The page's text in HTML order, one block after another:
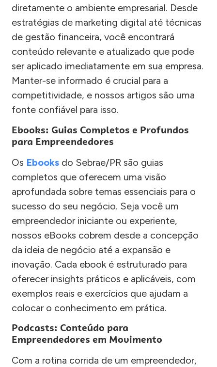
diretamente o ambiente empresarial. Desde
estratégias de marketing digital até técnicas
de gestão financeira, você encontrará
conteúdo relevante e atualizado que pode
ser aplicado imediatamente em sua empresa.
Manter-se informado é crucial para a
competitividade, e nossos artigos são uma
fonte confiável para isso.
Ebooks: Guias Completos e Profundos
para Empreendedores
Os Ebooks do Sebrae/PR são guias
completos que oferecem uma visão
aprofundada sobre temas essenciais para o
sucesso do seu negócio. Seja você um
empreendedor iniciante ou experiente,
nossos eBooks cobrem desde a concepção
da ideia de negócio até a expansão e
inovação. Cada ebook é estruturado para
oferecer insights práticos e aplicáveis, com
exemplos reais e exercícios que ajudam a
colocar o conhecimento em prática.
Podcasts: Conteúdo para
Empreendedores em Movimento
Com a rotina corrida de um empreendedor,